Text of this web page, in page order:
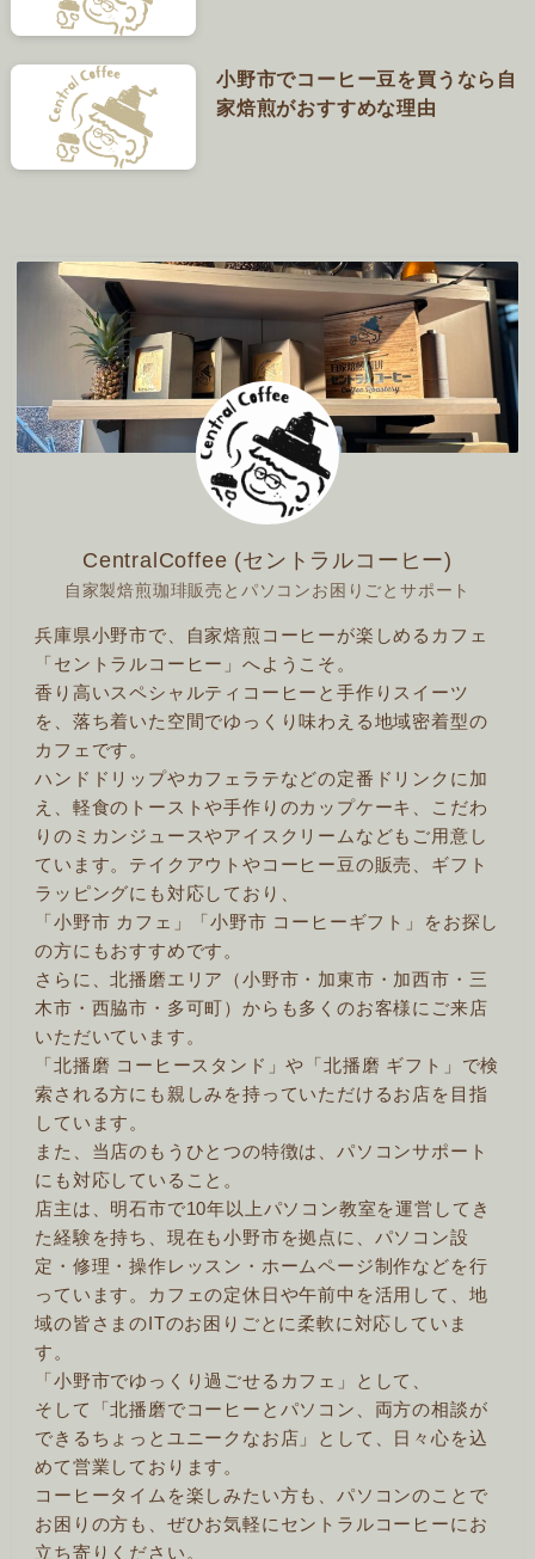
小野市でコーヒー豆を買うなら自
家焙煎がおすすめな理由
CentralCoffee (セントラルコーヒー)
自家製焙煎珈琲販売とパソコンお困りごとサポート
兵庫県小野市で、自家焙煎コーヒーが楽しめるカフェ
「セントラルコーヒー」へようこそ。
香り高いスペシャルティコーヒーと手作りスイーツ
を、落ち着いた空間でゆっくり味わえる地域密着型の
カフェです。
ハンドドリップやカフェラテなどの定番ドリンクに加
え、軽食のトーストや手作りのカップケーキ、こだわ
りのミカンジュースやアイスクリームなどもご用意し
ています。テイクアウトやコーヒー豆の販売、ギフト
ラッピングにも対応しており、
「小野市 カフェ」「小野市 コーヒーギフト」をお探し
の方にもおすすめです。
さらに、北播磨エリア（小野市・加東市・加西市・三
木市・西脇市・多可町）からも多くのお客様にご来店
いただいています。
「北播磨 コーヒースタンド」や「北播磨 ギフト」で検
索される方にも親しみを持っていただけるお店を目指
しています。
また、当店のもうひとつの特徴は、パソコンサポート
にも対応していること。
店主は、明石市で10年以上パソコン教室を運営してき
た経験を持ち、現在も小野市を拠点に、パソコン設
定・修理・操作レッスン・ホームページ制作などを行
っています。カフェの定休日や午前中を活用して、地
域の皆さまのITのお困りごとに柔軟に対応していま
す。
「小野市でゆっくり過ごせるカフェ」として、
そして「北播磨でコーヒーとパソコン、両方の相談が
できるちょっとユニークなお店」として、日々心を込
めて営業しております。
コーヒータイムを楽しみたい方も、パソコンのことで
お困りの方も、ぜひお気軽にセントラルコーヒーにお
立ち寄りください。